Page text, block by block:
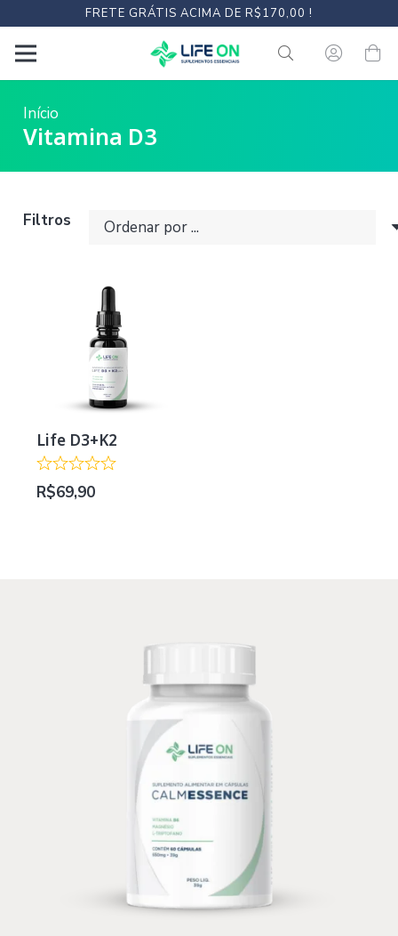
FRETE GRÁTIS ACIMA DE R$170,00 !
Início
Vitamina D3
Filtros
Life D3+K2
R$69,90